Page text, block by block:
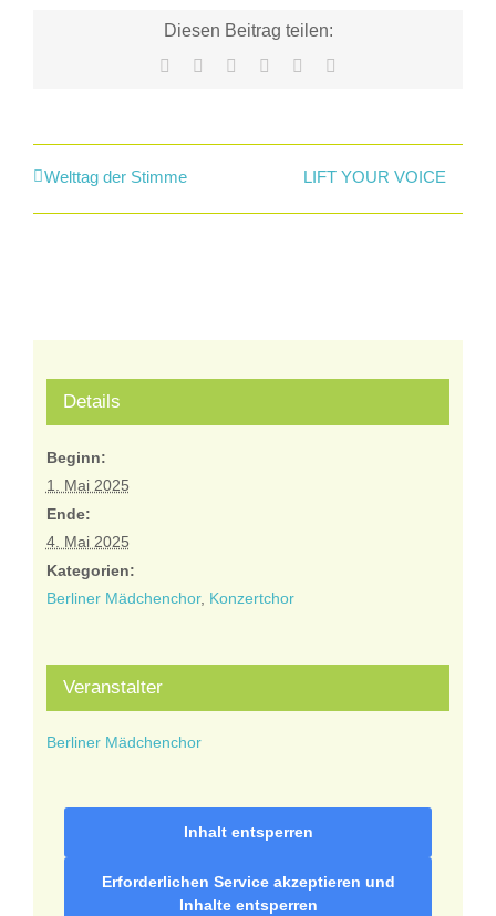
Diesen Beitrag teilen:
Facebook
LinkedInWhatsApp
Tumblr
Welttag der Stimme LIFT YOUR VOICE
Details
Beginn:
1. Mai 2025
Ende:
4. Mai 2025
Kategorien:
Berliner Mädchenchor, Konzertchor
Veranstalter
Berliner Mädchenchor
Inhalt entsperren
Erforderlichen Service akzeptieren und
Inhalte entsperren